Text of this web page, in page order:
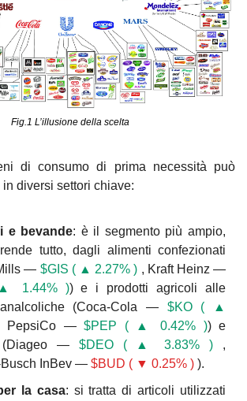
Fig.1 L’illusione della scelta
di consumo di prima necessità può
diversi settori chiave:
e bevande: è il segmento più ampio,
tutto, dagli alimenti confezionati
— $GIS ( ▲ 2.27% )
1.44% )) e i prodotti agricoli alle
(Coca-Cola — $KO ( ▲
PepsiCo — $PEP ( ▲ 0.42% )) e
(Diageo — $DEO ( ▲ 3.83% ) ,
InBev — $BUD ( ▼ 0.25% ) ).
la casa: si tratta di articoli utilizzati